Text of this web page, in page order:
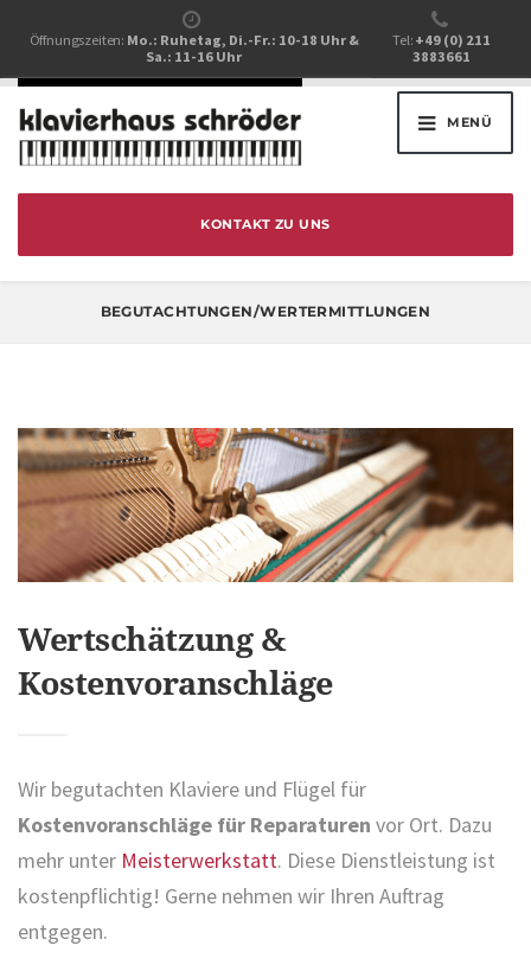
Öffnungszeiten: Mo.: Ruhetag, Di.-Fr.: 10-18 Uhr &
Sa.: 11-16 Uhr
Tel: +49 (0) 211
3883661
MENÜ
KONTAKT ZU UNS
BEGUTACHTUNGEN/WERTERMITTLUNGEN
Wertschätzung &
Kostenvoranschläge
Wir begutachten Klaviere und Flügel für
Kostenvoranschläge für Reparaturen vor Ort. Dazu
mehr unter Meisterwerkstatt. Diese Dienstleistung ist
kostenpflichtig! Gerne nehmen wir Ihren Auftrag
entgegen.